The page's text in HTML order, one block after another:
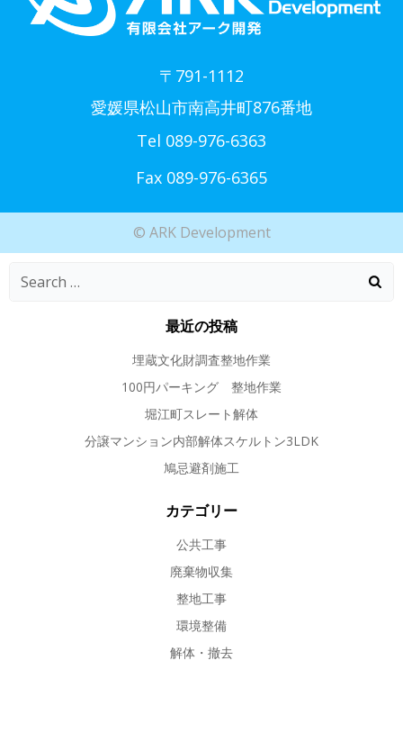
〒791-1112
愛媛県松山市南高井町876番地
Tel 089-976-6363
Fax 089-976-6365
© ARK Development
Search
最近の投稿
埋蔵文化財調査整地作業
100円パーキング 整地作業
堀江町スレート解体
分譲マンション内部解体スケルトン3LDK
鳩忌避剤施工
カテゴリー
公共工事
廃棄物収集
整地工事
環境整備
解体・撤去